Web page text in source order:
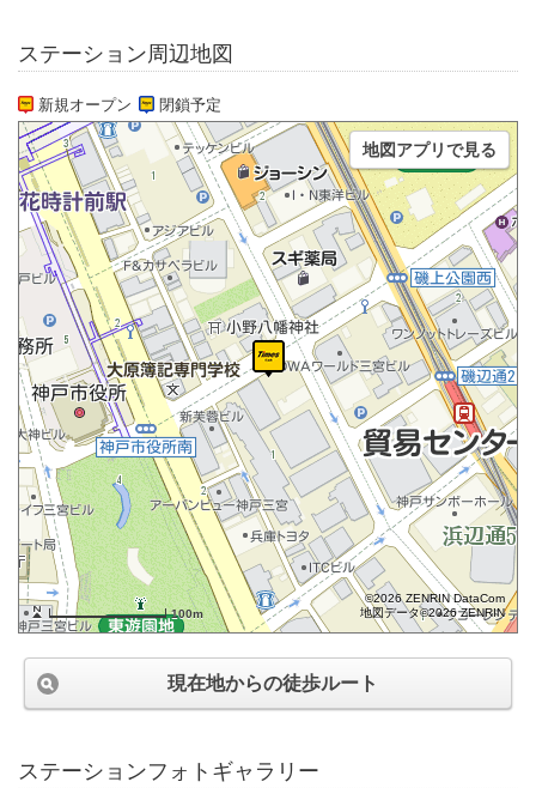
ステーション周辺地図
新規オープン 閉鎖予定
100m
©2026 ZENRIN DataCom
地図データ©2026 ZENRIN
地図アプリで見る
現在地からの徒歩ルート
ステーションフォトギャラリー